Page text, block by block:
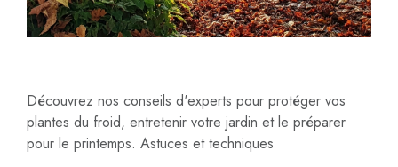
Découvrez nos conseils d'experts pour protéger vos
plantes du froid, entretenir votre jardin et le préparer
pour le printemps. Astuces et techniques